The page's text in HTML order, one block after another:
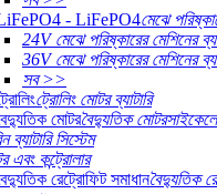
মেঝে
24V মেঝে পরিষ্কারের মেশিনের
36V মেঝে পরিষ্কারের মেশিনের
সব >>
ট্রোলিং মোটর ব্যাটারি
বৈদ্যুতিক
ব্যাটারি সিস্টেম
এবং কন্ট্রোলার
বৈদ্যুতিক